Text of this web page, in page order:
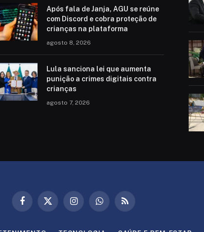
Após fala de Janja, AGU se reúne
com Discord e cobra proteção de
crianças na plataforma
agosto 8, 2026
Lula sanciona lei que aumenta
punição a crimes digitais contra
crianças
agosto 7, 2026
Facebook
X
InstagramWhatsAppRSS